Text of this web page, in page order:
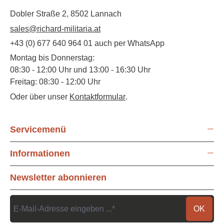
Dobler Straße 2, 8502 Lannach
sales@richard-militaria.at
+43 (0) 677 640 964 01 auch per WhatsApp
Montag bis Donnerstag:
08:30 - 12:00 Uhr und 13:00 - 16:30 Uhr
Freitag: 08:30 - 12:00 Uhr
Oder über unser Kontaktformular.
Servicemenü
Informationen
Newsletter abonnieren
OK